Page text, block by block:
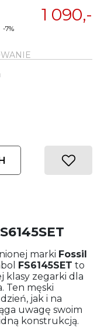
1 090,-
-7%
marki Fossil
FS6145SET to
klasy zegarki dla
Ten męski
jak i na
uwagę swoim
konstrukcją.